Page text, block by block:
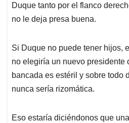
Duque tanto por el flanco
no le deja presa buena.
Si Duque no puede tener hijos,
no elegiría un nuevo presidente
bancada es estéril y sobre todo
nunca sería rizomática.
Eso estaría diciéndonos que